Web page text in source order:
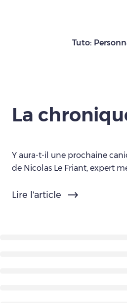
Tuto:
La
Y aura-t-il une prochaine
de Nicolas Le Friant, expert
Lire l'article